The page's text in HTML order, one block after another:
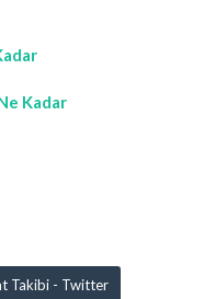
Kadar
Takibi - Twitter